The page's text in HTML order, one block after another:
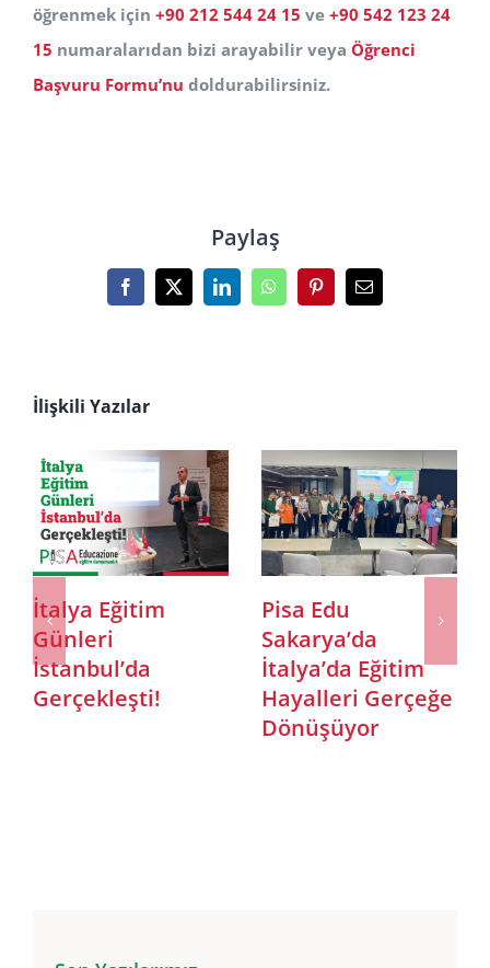
öğrenmek için +90 212 544 24 15 ve +90 542 123 24
15 numaralarıdan bizi arayabilir veya Öğrenci
Başvuru Formu’nu doldurabilirsiniz.
Paylaş
Facebook
X LinkedInWhatsAppPinterest
E-
posta
İlişkili Yazılar
Invest Italy olarak
Roma’da
düzenlenen 4.
İtalya – Türkiye İş
Adana’da
“İtalya’da Eğitim
Fırsatları”
Semineri: Pisa
Edu’dan Gençlere